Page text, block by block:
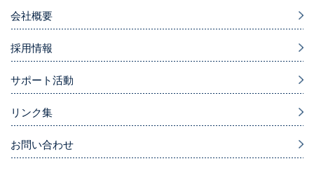
会社概要
採用情報
サポート活動
リンク集
お問い合わせ